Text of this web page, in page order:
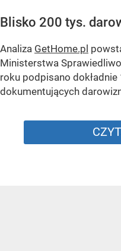
Blisko 200 tys.
Analiza GetHome.pl
Ministerstwa
roku podpisano
dokumentujących